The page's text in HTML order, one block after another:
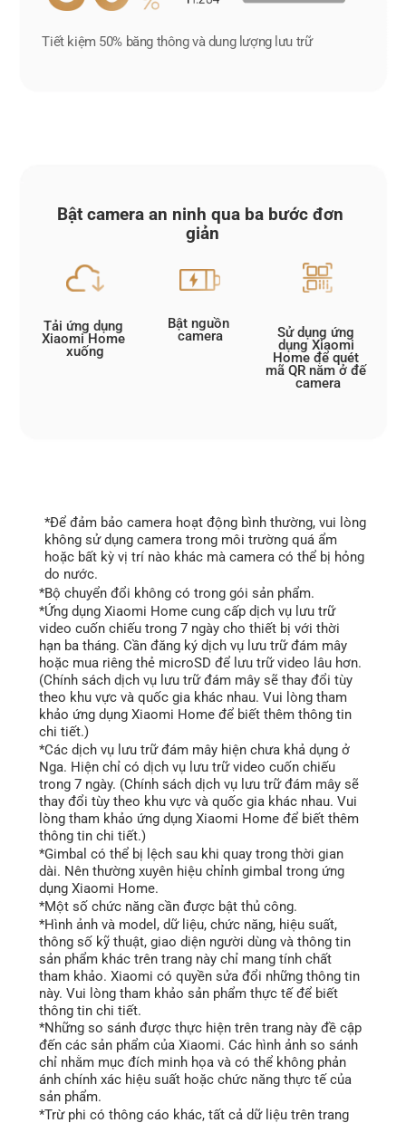
Tiết kiệm 50% băng thông và dung lượng lưu trữ
Bật camera an ninh qua ba bước đơn
giản
Tải ứng dụng
Xiaomi Home
xuống
Bật nguồn
camera Sử dụng ứng
dụng Xiaomi
Home để quét
mã QR nằm ở đế
camera
*Để đảm bảo camera hoạt động bình thường, vui lòng
không sử dụng camera trong môi trường quá ẩm
hoặc bất kỳ vị trí nào khác mà camera có thể bị hỏng
do nước.
*Bộ chuyển đổi không có trong gói sản phẩm.
*Ứng dụng Xiaomi Home cung cấp dịch vụ lưu trữ
video cuốn chiếu trong 7 ngày cho thiết bị với thời
hạn ba tháng. Cần đăng ký dịch vụ lưu trữ đám mây
hoặc mua riêng thẻ microSD để lưu trữ video lâu hơn.
(Chính sách dịch vụ lưu trữ đám mây sẽ thay đổi tùy
theo khu vực và quốc gia khác nhau. Vui lòng tham
khảo ứng dụng Xiaomi Home để biết thêm thông tin
chi tiết.)
*Các dịch vụ lưu trữ đám mây hiện chưa khả dụng ở
Nga. Hiện chỉ có dịch vụ lưu trữ video cuốn chiếu
trong 7 ngày. (Chính sách dịch vụ lưu trữ đám mây sẽ
thay đổi tùy theo khu vực và quốc gia khác nhau. Vui
lòng tham khảo ứng dụng Xiaomi Home để biết thêm
thông tin chi tiết.)
*Gimbal có thể bị lệch sau khi quay trong thời gian
dài. Nên thường xuyên hiệu chỉnh gimbal trong ứng
dụng Xiaomi Home.
*Một số chức năng cần được bật thủ công.
*Hình ảnh và model, dữ liệu, chức năng, hiệu suất,
thông số kỹ thuật, giao diện người dùng và thông tin
sản phẩm khác trên trang này chỉ mang tính chất
tham khảo. Xiaomi có quyền sửa đổi những thông tin
này. Vui lòng tham khảo sản phẩm thực tế để biết
thông tin chi tiết.
*Những so sánh được thực hiện trên trang này đề cập
đến các sản phẩm của Xiaomi. Các hình ảnh so sánh
chỉ nhằm mục đích minh họa và có thể không phản
ánh chính xác hiệu suất hoặc chức năng thực tế của
sản phẩm.
*Trừ phi có thông cáo khác, tất cả dữ liệu trên trang